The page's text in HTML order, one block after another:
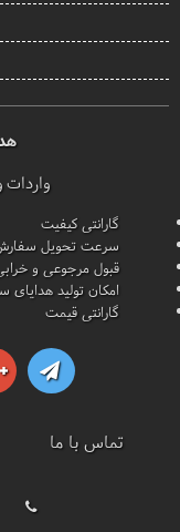
واردات
گارانتی کیفیت
سرعت تحویل
قبول مرجوعی و
امکان تولید هدایای
گارانتی قیمت
تماس با ما